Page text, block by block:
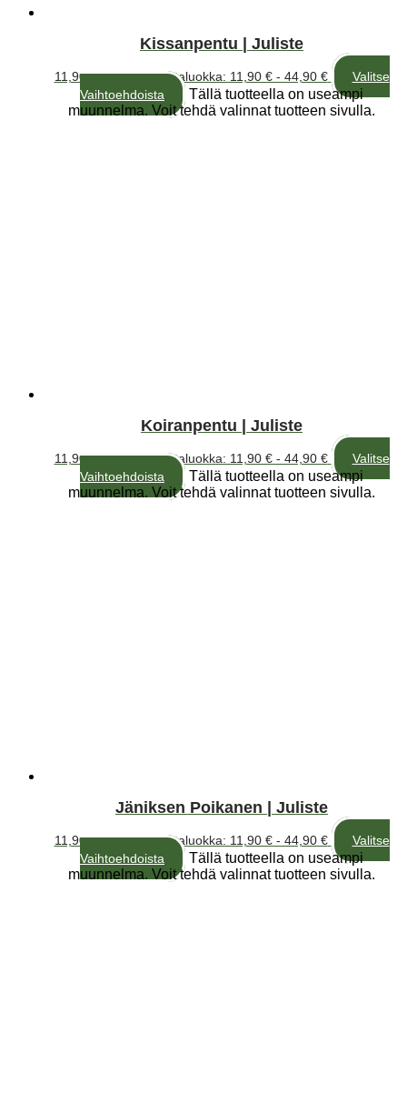
Kissanpentu | Juliste
11,90€ – 44,90€Hintaluokka: 11,90 € - 44,90 €
Valitse
Vaihtoehdoista
Tällä tuotteella on useampi
muunnelma. Voit tehdä valinnat tuotteen sivulla.
Koiranpentu | Juliste
11,90€ – 44,90€Hintaluokka: 11,90 € - 44,90 €
Valitse
Vaihtoehdoista
Tällä tuotteella on useampi
muunnelma. Voit tehdä valinnat tuotteen sivulla.
Jäniksen Poikanen | Juliste
11,90€ – 44,90€Hintaluokka: 11,90 € - 44,90 €
Valitse
Vaihtoehdoista
Tällä tuotteella on useampi
muunnelma. Voit tehdä valinnat tuotteen sivulla.